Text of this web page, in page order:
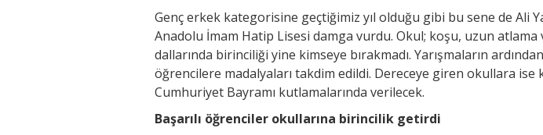
Genç erkek kategorisine geçtiğimiz yıl olduğu gibi bu sene de Ali
Anadolu İmam Hatip Lisesi damga vurdu. Okul; koşu, uzun atlama
dallarında birinciliği yine kimseye bırakmadı. Yarışmaların
öğrencilere madalyaları takdim edildi. Dereceye giren okullara ise
Cumhuriyet Bayramı kutlamalarında verilecek.
Başarılı öğrenciler okullarına birincilik getirdi